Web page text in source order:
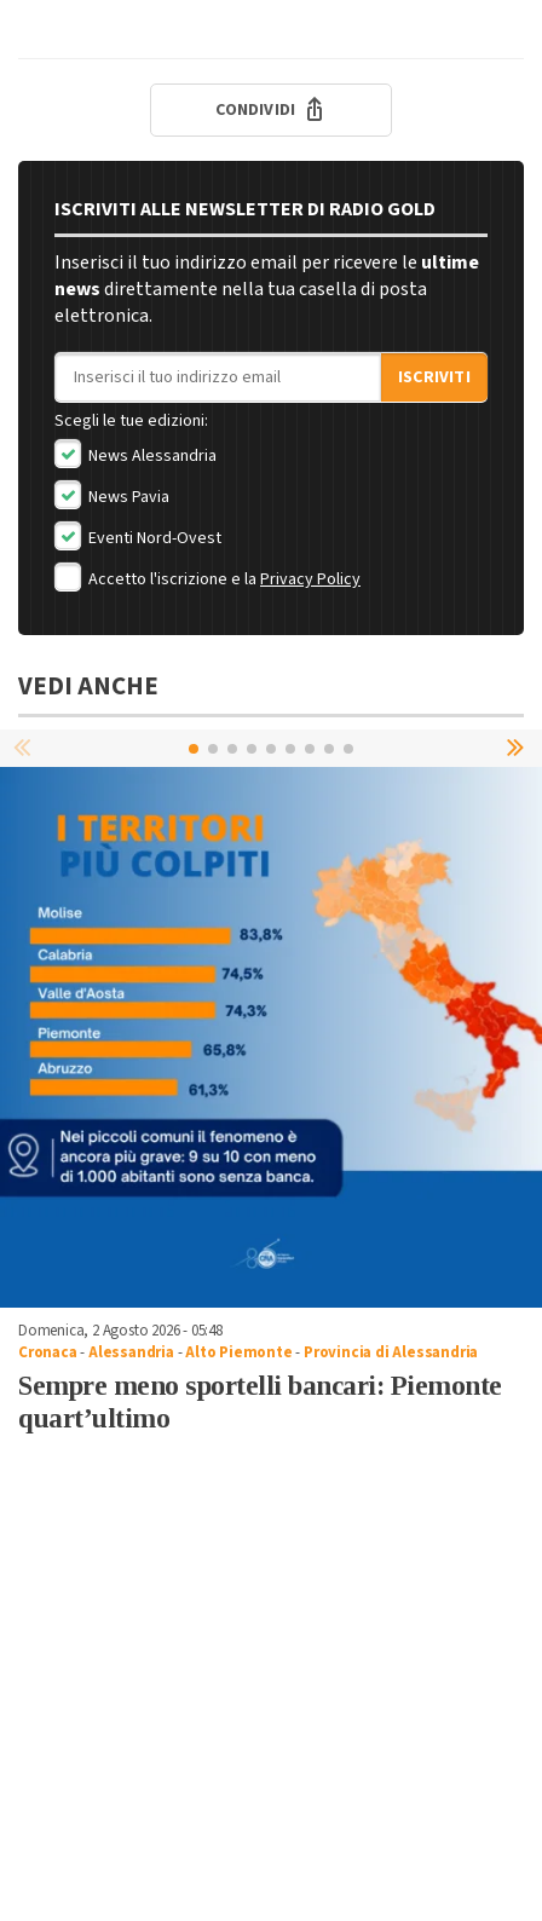
CONDIVIDI
ISCRIVITI ALLE NEWSLETTER DI RADIO GOLD
Inserisci il tuo indirizzo email per ricevere le ultime
newsdirettamente nella tua casella di posta
elettronica.
Indirizzo email
ISCRIVITI
Scegli le tue edizioni:
News Alessandria
News Pavia
Eventi Nord-Ovest
Accetto l'iscrizione e la Privacy Policy
VEDI ANCHE
Domenica, 2 Agosto 2026 - 05:48
Cronaca-Alessandria -Alto Piemonte- Provincia di Alessandria
Sempre meno sportelli bancari: Piemonte
quart’ultimo